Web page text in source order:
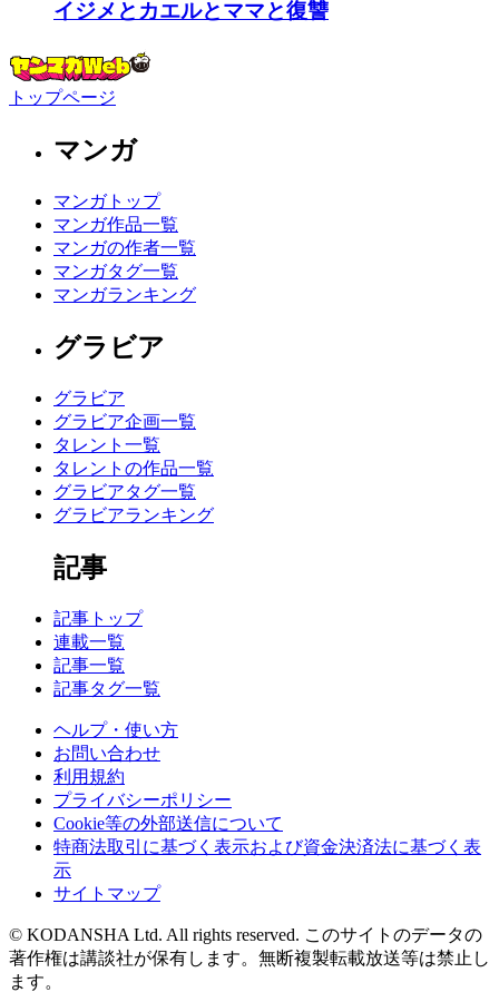
イジメとカエルとママと復讐
トップページ
マンガ
マンガトップ
マンガ作品一覧
マンガの作者一覧
マンガタグ一覧
マンガランキング
グラビア
グラビア
グラビア企画一覧
タレント一覧
タレントの作品一覧
グラビアタグ一覧
グラビアランキング
記事
記事トップ
連載一覧
記事一覧
記事タグ一覧
ヘルプ・使い方
お問い合わせ
利用規約
プライバシーポリシー
Cookie等の外部送信について
特商法取引に基づく表示および資金決済法に基づく表
示
サイトマップ
© KODANSHA Ltd. All rights reserved. このサイトのデータの
著作権は講談社が保有します。無断複製転載放送等は禁止し
ます。